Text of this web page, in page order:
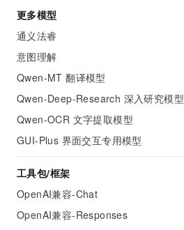
更多模型
通义法睿
意图理解
Qwen-MT 翻译模型
Qwen-Deep-Research 深入研究模型
Qwen-OCR 文字提取模型
GUI-Plus 界面交互专用模型
工具包/框架
OpenAI兼容-Chat
OpenAI兼容-Responses